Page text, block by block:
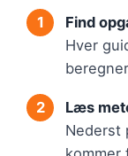
Find
Hver
Læs
Nederst